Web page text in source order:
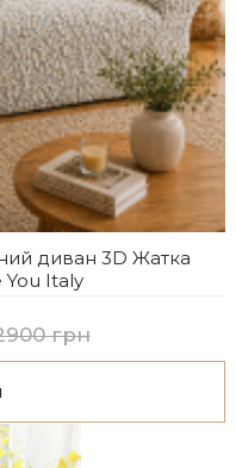
диван 3D Жатка
Italy
грн